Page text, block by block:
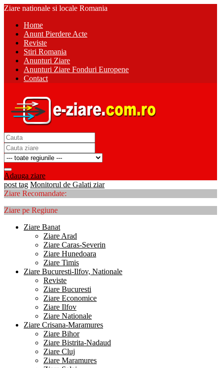
Ziare nationale si locale Romania
Home
Anunt Pierdere Acte
Reviste
Stiri Romania
Anunturi Ziare
Anunturi Ziare Fonduri Europene
Contact
Adauga ziare
post tag Monitorul de Galati ziar
Ziare Recomandate:
Ziare pe Regiune
Ziare Banat
Ziare Arad
Ziare Caras-Severin
Ziare Hunedoara
Ziare Timis
Ziare Bucuresti-Ilfov, Nationale
Reviste
Ziare Bucuresti
Ziare Economice
Ziare Ilfov
Ziare Nationale
Ziare Crisana-Maramures
Ziare Bihor
Ziare Bistrita-Nadaud
Ziare Cluj
Ziare Maramures